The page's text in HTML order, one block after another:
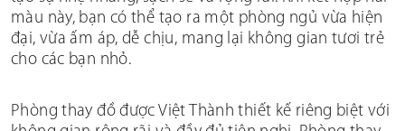
màu này, bạn có thể tạo ra một phòng ngủ vừa hiện
đại, vừa ấm áp, dễ chịu, mang lại không gian tươi trẻ
cho các bạn nhỏ.
Phòng thay đồ được Việt Thành thiết kế riêng biệt với